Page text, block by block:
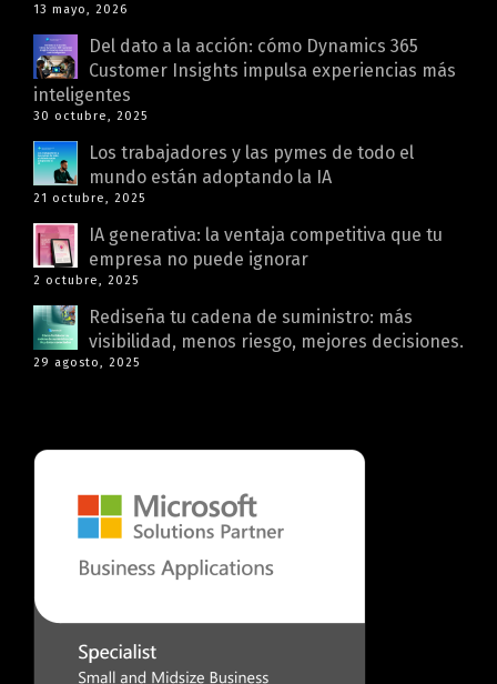
13 mayo, 2026
Del dato a la acción: cómo Dynamics 365
Customer Insights impulsa experiencias más
inteligentes
30 octubre, 2025
Los trabajadores y las pymes de todo el
mundo están adoptando la IA
21 octubre, 2025
IA generativa: la ventaja competitiva que tu
empresa no puede ignorar
2 octubre, 2025
Rediseña tu cadena de suministro: más
visibilidad, menos riesgo, mejores decisiones.
29 agosto, 2025